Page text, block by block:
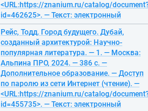
<URL:https://znanium.ru/catalog/
id=462625>. — Текст: электронный
Рейс, Тодд. Город будущего. Дубай,
созданный архитектурой: Научно-
популярная литература. — 1. — Москва:
Альпина ПРО, 2024. — 386 с. —
Дополнительное образование. — Доступ
по паролю из сети Интернет (чтение). —
<URL:https://znanium.ru/catalog/
id=455735>. — Текст: электронный